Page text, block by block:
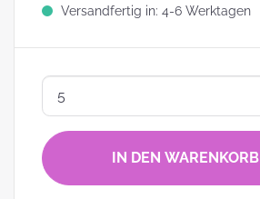
Versandfertig in: 4-6 Werktagen
IN DEN WARENKORB